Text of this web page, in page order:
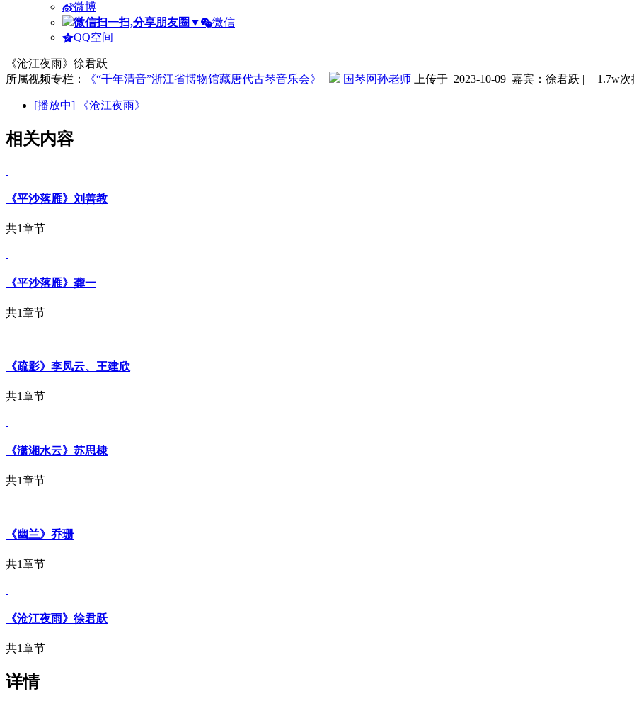
微博
微信扫一扫,分享朋友圈 ▼
微信
QQ空间
《沧江夜雨》徐君跃
所属视频专栏：
《“千年清音”浙江省博物馆藏唐代古琴音乐会》 | 国琴网孙老师 上传于 2023-10-09 嘉宾：徐君跃 | 1.7w
[播放中] 《沧江夜雨》
相关内容
《平沙落雁》刘善教
共1章节
《平沙落雁》龚一
共1章节
《疏影》李凤云、王建欣
共1章节
《潇湘水云》苏思棣
共1章节
《幽兰》乔珊
共1章节
《沧江夜雨》徐君跃
共1章节
详情